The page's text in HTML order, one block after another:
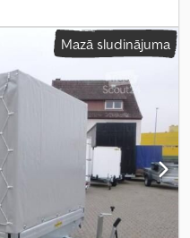
retardētājs, krāsa:
, emisijas klase:Euro 6,
diferenciāļa bloķētājs,
kruīza kontrole, kvēpu
lukturi, piekabes
stāvvietas sildītājs,
Mazā sludinājuma